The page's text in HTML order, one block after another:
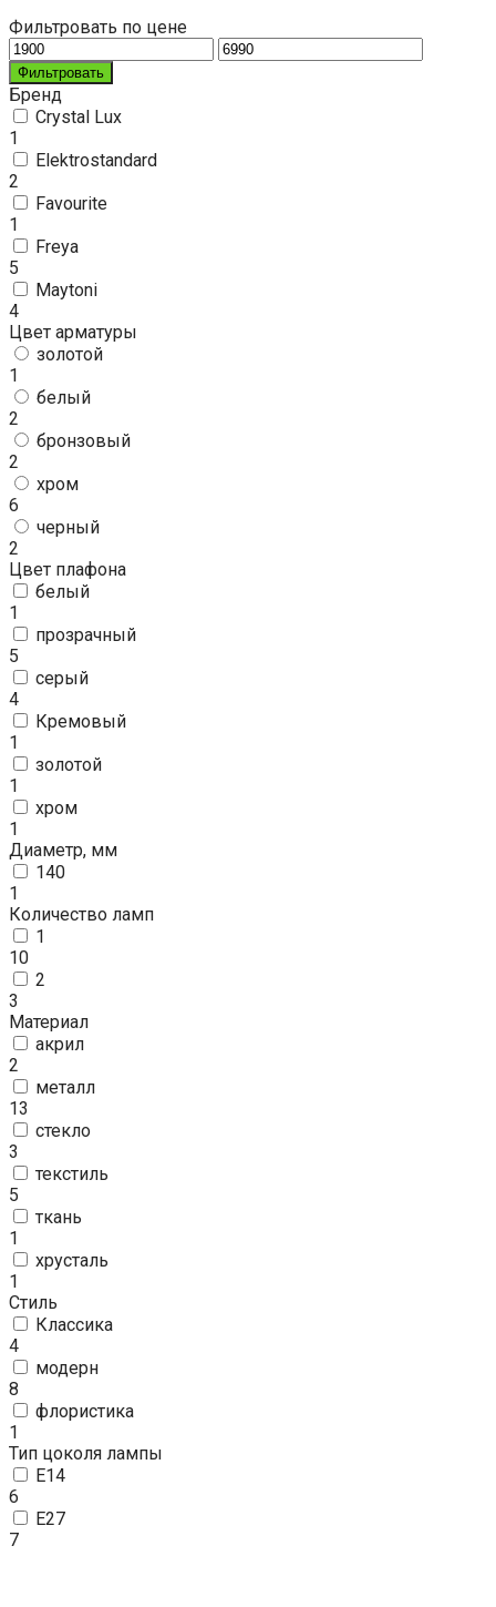
Фильтровать по цене
Фильтровать
Бренд
Crystal Lux
1
Elektrostandard
2
Favourite
1
Freya
5
Maytoni
4
Цвет арматуры
золотой
1
белый
2
бронзовый
2
хром
6
черный
2
Цвет плафона
белый
1
прозрачный
5
серый
4
Кремовый
1
золотой
1
хром
1
Диаметр, мм
140
1
Количество ламп
1
10
2
3
Материал
акрил
2
металл
13
стекло
3
текстиль
5
ткань
1
хрусталь
1
Стиль
Классика
4
модерн
8
флористика
1
Тип цоколя лампы
E14
6
E27
7